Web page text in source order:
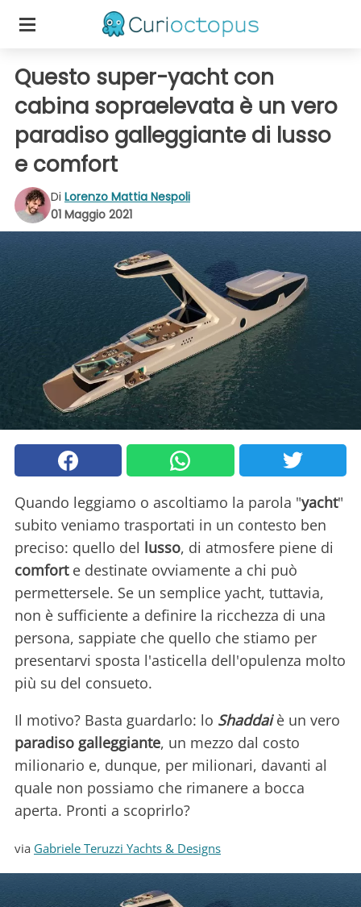
Questo super-yacht con
cabina sopraelevata è un vero
paradiso galleggiante di lusso
e comfort
Di Lorenzo Mattia Nespoli
01 Maggio 2021
Quando leggiamo o ascoltiamo la parola "yacht"
subito veniamo trasportati in un contesto ben
preciso: quello del lusso, di atmosfere piene di
comforte destinate ovviamente a chi può
permettersele. Se un semplice yacht, tuttavia,
non è sufficiente a definire la ricchezza di una
persona, sappiate che quello che stiamo per
presentarvi sposta l'asticella dell'opulenza molto
più su del consueto.
Il motivo? Basta guardarlo: lo Shaddai è un vero
paradiso galleggiante, un mezzo dal costo
milionario e, dunque, per milionari, davanti al
quale non possiamo che rimanere a bocca
aperta. Pronti a scoprirlo?
via Gabriele Teruzzi Yachts & Designs